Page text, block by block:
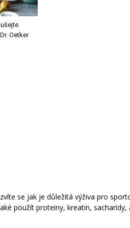
Oetker
se jak je důležitá výživa pro
použít proteiny, kreatin, sacharidy,